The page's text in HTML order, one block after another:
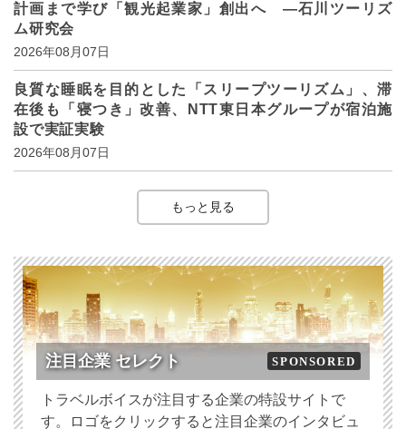
計画まで学び「観光起業家」創出へ ―石川ツーリズ
ム研究会
2026年08月07日
良質な睡眠を目的とした「スリープツーリズム」、滞
在後も「寝つき」改善、NTT東日本グループが宿泊施
設で実証実験
2026年08月07日
もっと見る
注目企業 セレクト SPONSORED
トラベルボイスが注目する企業の特設サイトで
す。ロゴをクリックすると注目企業のインタビュ